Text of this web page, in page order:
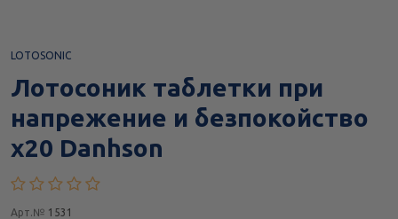
LOTOSONIC
Лотосоник таблетки при
напрежение и безпокойство
х20 Danhson
Арт.№ 1531